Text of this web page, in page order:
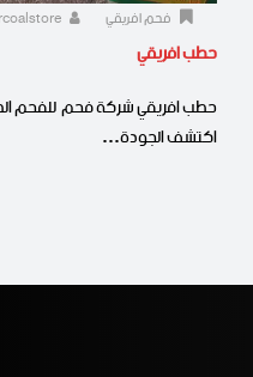
فحم افريقي
حطب افريقي
حطب افريقي شركة فحم للفحم
اكتشف الجودة…